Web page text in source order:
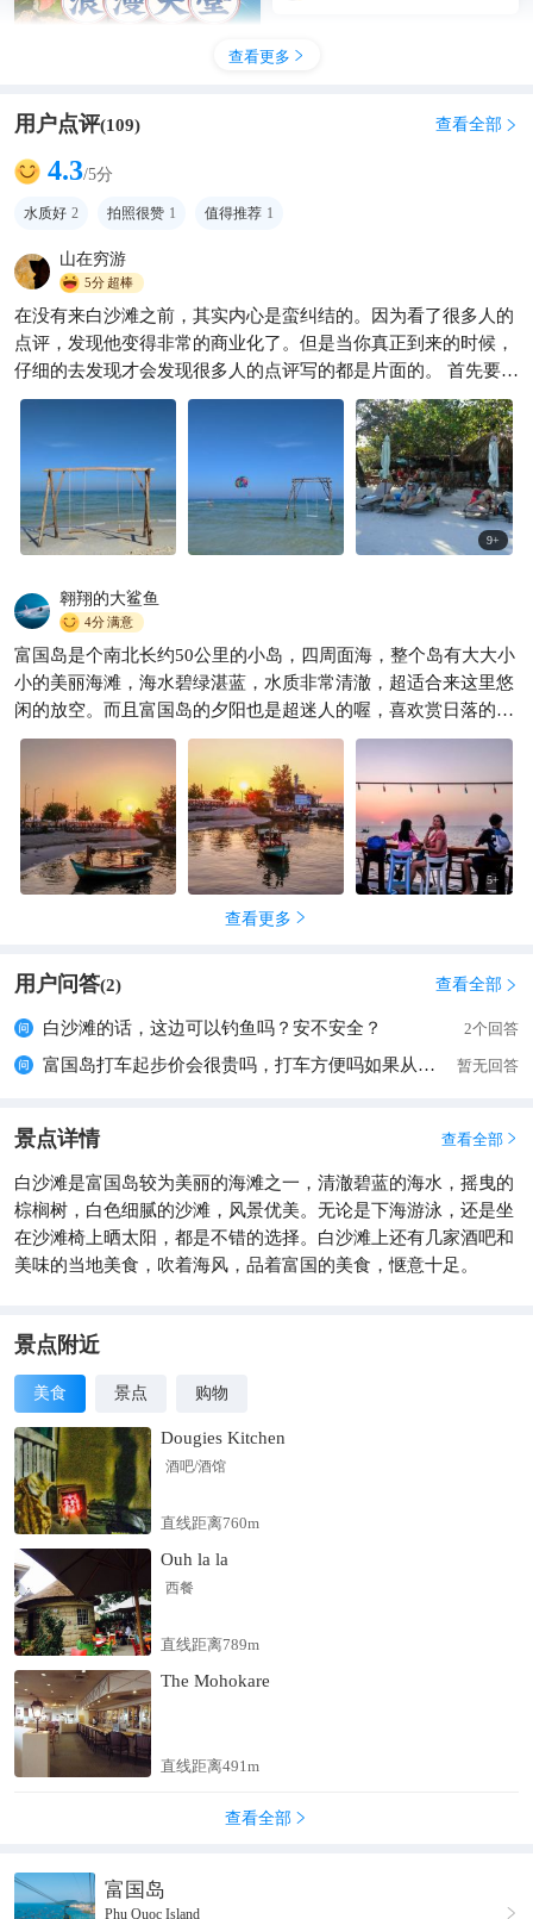
✈️1.5h直飞免签浪漫天堂，女
生说走就走‼️富国岛绝了✅
芳姐带你玩 1547
查看更多 
用户点评(109) 查看全部 
4.3/5分
水质好 2 拍照很赞 1 值得推荐 1
山在穷游
5分超棒
在没有来白沙滩之前，其实内心是蛮纠结的。因为看了很多人的
点评，发现他变得非常的商业化了。但是当你真正到来的时候，
仔细的去发现才会发现很多人的点评写的都是片面的。 首先要说
明一个问题，白沙滩并不收费，是完全免费的，只是大家的进入
点不同。如果你从图4的位置进入的话，那一定是会收费的，但
是各位向前走一下，看到图5和图6的话，从这两个点进入整个白
沙滩是免费的，而且停车也是免费的。 其次，白沙滩的沙子真的
非常细，水也特别的清。站在跋山滩之上，面对着大海，左手边
的沙子是越来越细，右手边的沙子则是越来越粗。与此同时商业
也会收费。但是秋千和躺椅收费，都是明码标价的，大家完全不
用担心。 第三白沙滩真的还没有变得那么的商业化，上面的一些
游乐设施都是可以讨价还价的。比起国内的三亚湾那边简直不要
好的太多。 第四因为白沙滩位于富国岛的东边，所以大家来看的
时候，下午会更加的美丽，此时太阳在西边，处于圣光的状态，
远，大家不妨连着一起把护国寺还有富国岛监狱一并游览。 希望
我的介绍能让你认识一个真实的白沙滩，并且在白沙滩上面有着
很好的体验。
9+
翱翔的大鲨鱼
4分满意
富国岛是个南北长约50公里的小岛，四周面海，整个岛有大大小
小的美丽海滩，海水碧绿湛蓝，水质非常清澈，超适合来这里悠
闲的放空。而且富国岛的夕阳也是超迷人的喔，喜欢赏日落的
你，来到这里绝对不能错过啰。
5+
查看更多 
用户问答(2) 查看全部 
白沙滩的话，这边可以钓鱼吗？安不安全？ 2个回答
富国岛打车起步价会很贵吗，打车方便吗如果从夜市打车到sao beach白沙滩？ 暂无回答
景点详情 查看全部 
白沙滩是富国岛较为美丽的海滩之一，清澈碧蓝的海水，摇曳的
棕榈树，白色细腻的沙滩，风景优美。无论是下海游泳，还是坐
在沙滩椅上晒太阳，都是不错的选择。白沙滩上还有几家酒吧和
美味的当地美食，吹着海风，品着富国的美食，惬意十足。
景点附近
美食 景点 购物
Dougies Kitchen
酒吧/酒馆
直线距离760m
Ouh la la
西餐
直线距离789m
The Mohokare
直线距离491m
查看全部 
富国岛
Phu Quoc Island 